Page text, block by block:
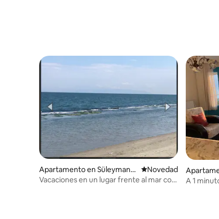
Apartamento en Süleymanp
aşa
Lugar para hospedarse
Novedad
Vacaciones en un lugar frente al mar con
A 1